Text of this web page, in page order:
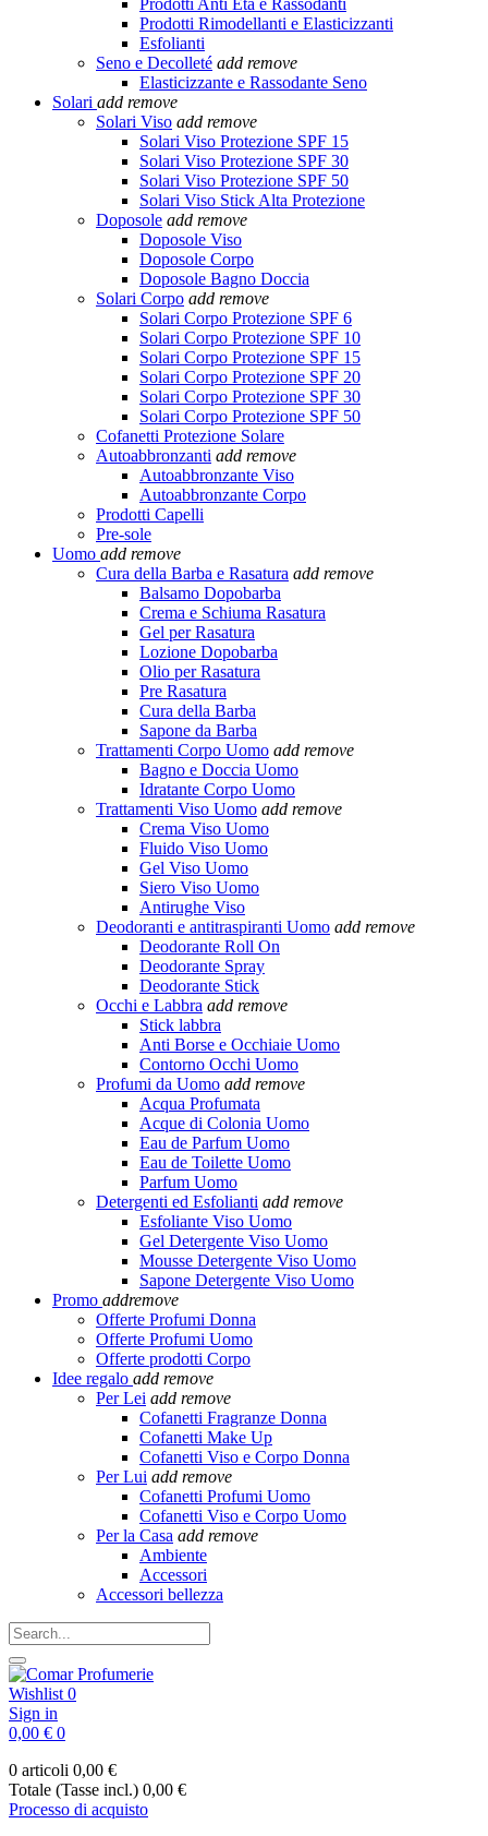
Prodotti Anti Età e Rassodanti
Prodotti Rimodellanti e Elasticizzanti
Esfolianti
Seno e Decolleté add remove
Elasticizzante e Rassodante Seno
Solari add remove
Solari Viso add remove
Solari Viso Protezione SPF 15
Solari Viso Protezione SPF 30
Solari Viso Protezione SPF 50
Solari Viso Stick Alta Protezione
Doposole add remove
Doposole Viso
Doposole Corpo
Doposole Bagno Doccia
Solari Corpo add remove
Solari Corpo Protezione SPF 6
Solari Corpo Protezione SPF 10
Solari Corpo Protezione SPF 15
Solari Corpo Protezione SPF 20
Solari Corpo Protezione SPF 30
Solari Corpo Protezione SPF 50
Cofanetti Protezione Solare
Autoabbronzanti add remove
Autoabbronzante Viso
Autoabbronzante Corpo
Prodotti Capelli
Pre-sole
Uomo add remove
Cura della Barba e Rasatura add remove
Balsamo Dopobarba
Crema e Schiuma Rasatura
Gel per Rasatura
Lozione Dopobarba
Olio per Rasatura
Pre Rasatura
Cura della Barba
Sapone da Barba
Trattamenti Corpo Uomo add remove
Bagno e Doccia Uomo
Idratante Corpo Uomo
Trattamenti Viso Uomo add remove
Crema Viso Uomo
Fluido Viso Uomo
Gel Viso Uomo
Siero Viso Uomo
Antirughe Viso
Deodoranti e antitraspiranti Uomo add remove
Deodorante Roll On
Deodorante Spray
Deodorante Stick
Occhi e Labbra add remove
Stick labbra
Anti Borse e Occhiaie Uomo
Contorno Occhi Uomo
Profumi da Uomo add remove
Acqua Profumata
Acque di Colonia Uomo
Eau de Parfum Uomo
Eau de Toilette Uomo
Parfum Uomo
Detergenti ed Esfolianti add remove
Esfoliante Viso Uomo
Gel Detergente Viso Uomo
Mousse Detergente Viso Uomo
Sapone Detergente Viso Uomo
Promo addremove
Offerte Profumi Donna
Offerte Profumi Uomo
Offerte prodotti Corpo
Idee regalo add remove
Per Lei add remove
Cofanetti Fragranze Donna
Cofanetti Make Up
Cofanetti Viso e Corpo Donna
Per Lui add remove
Cofanetti Profumi Uomo
Cofanetti Viso e Corpo Uomo
Per la Casa add remove
Ambiente
Accessori
Accessori bellezza
Wishlist 0
Sign in
0,00 € 0
0 articoli 0,00 €
Totale (Tasse incl.) 0,00 €
Processo di acquisto